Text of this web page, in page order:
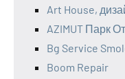
Art House,
AZIMUT Парк
Bg Service
Boom Repair